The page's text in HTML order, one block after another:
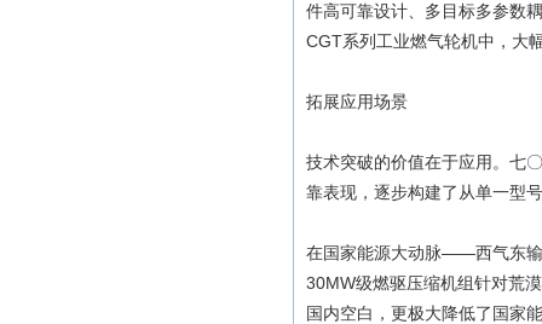
件高可靠设计、多目标多参数
CGT系列工业燃气轮机中，大
拓展应用场景
技术突破的价值在于应用。七
靠表现，逐步构建了从单一型
在国家能源大动脉——西气东输
30MW级燃驱压缩机组针对荒
国内空白，更极大降低了国家